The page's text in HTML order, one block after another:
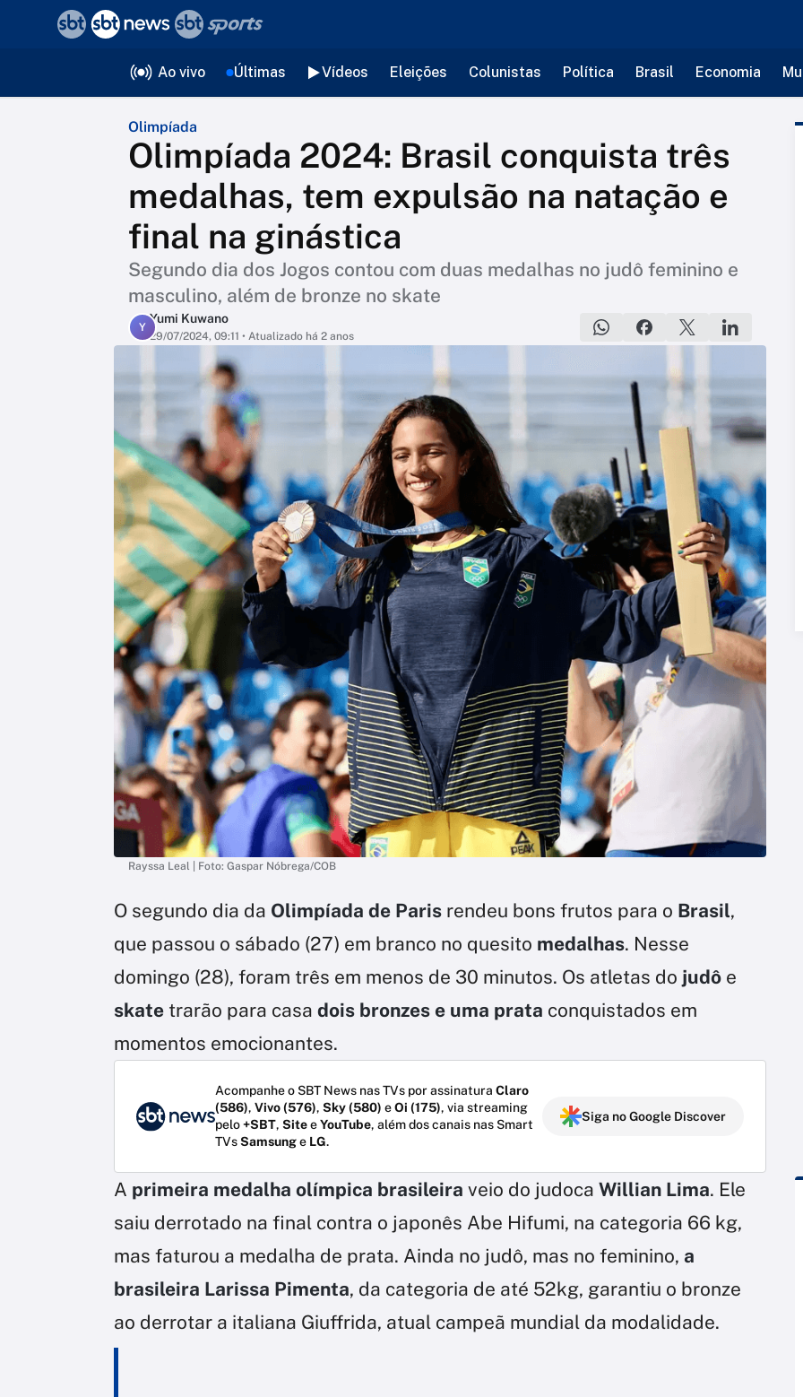
Ao vivo Últimas Vídeos Eleições Colunistas Política Brasil Economia
Olimpíada
Olimpíada 2024: Brasil conquista três
medalhas, tem expulsão na natação e
final na ginástica
Segundo dia dos Jogos contou com duas medalhas no judô feminino e
masculino, além de bronze no skate
Y
Yumi Kuwano
29/07/2024, 09:11 • Atualizado há 2 anos
Rayssa Leal | Foto: Gaspar Nóbrega/COB
O segundo dia da Olimpíada de Paris rendeu bons frutos para o Brasil,
que passou o sábado (27) em branco no quesito medalhas. Nesse
domingo (28), foram três em menos de 30 minutos. Os atletas do judô e
skate trarão para casa dois bronzes e uma prata conquistados em
momentos emocionantes.
Acompanhe o SBT News nas TVs por assinatura Claro
(586), Vivo (576), Sky (580) eOi (175), via streaming
pelo+SBT, SiteeYouTube, além dos canais nas Smart
TVsSamsunge LG.
Siga no Google Discover
A primeira medalha olímpica brasileira veio do judoca Willian Lima. Ele
saiu derrotado na final contra o japonês Abe Hifumi, na categoria 66 kg,
mas faturou a medalha de prata. Ainda no judô, mas no feminino, a
brasileira Larissa Pimenta, da categoria de até 52kg, garantiu o bronze
ao derrotar a italiana Giuffrida, atual campeã mundial da modalidade.
voltar
Editorias